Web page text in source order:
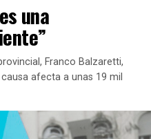
es sostenido por
cooperativas,
sociales y políticas.
resistencia y lucha
de mantener este
los trabajadores, como
una
Franco Balzaretti,
afecta a unas 19 mil